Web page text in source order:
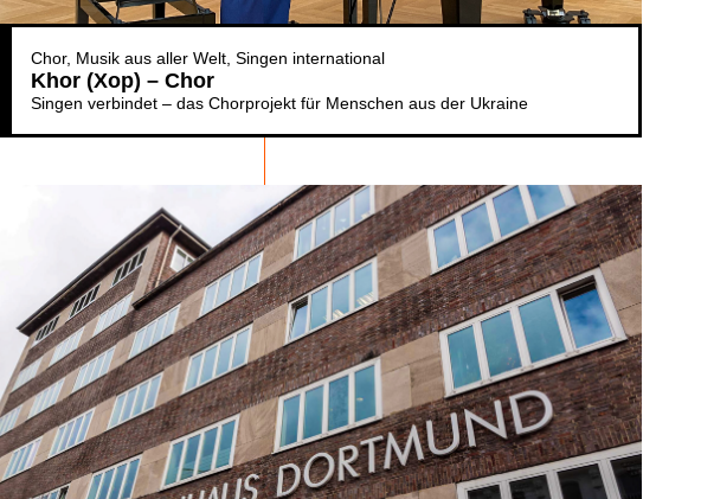
Chor Musik aus aller Welt Singen international
Khor (Xop) – Chor
Singen verbindet – das Chorprojekt für Menschen aus der Ukraine